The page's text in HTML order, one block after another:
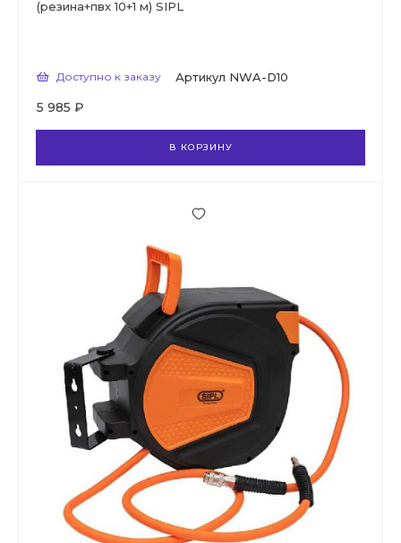
(резина+пвх 10+1 м) SIPL
Доступно к заказу Артикул NWA-D10
5 985 ₽
В КОРЗИНУ